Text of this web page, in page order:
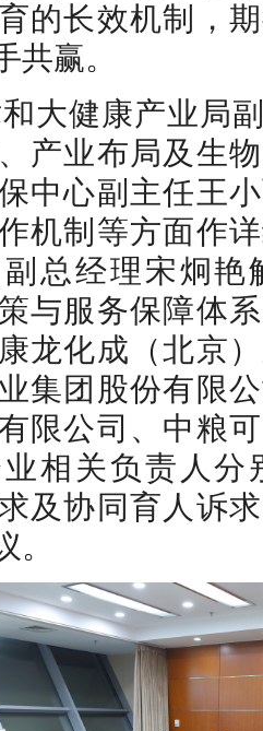
的长效机制，
共赢。
大健康产业局
产业布局及生
中心副主任王
机制等方面作
总经理宋炯艳
与服务保障体
龙化成（北京
集团股份有限
限公司、中粮
相关负责人分
及协同育人诉
。